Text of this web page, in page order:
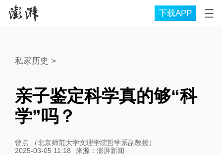
下载APP
私家历史 >
亲子鉴定科学真的够“科
学”吗？
曾点 （北京师范大学文理学院哲学系副教授）
2025-03-05 11:18
来源： 澎湃新闻